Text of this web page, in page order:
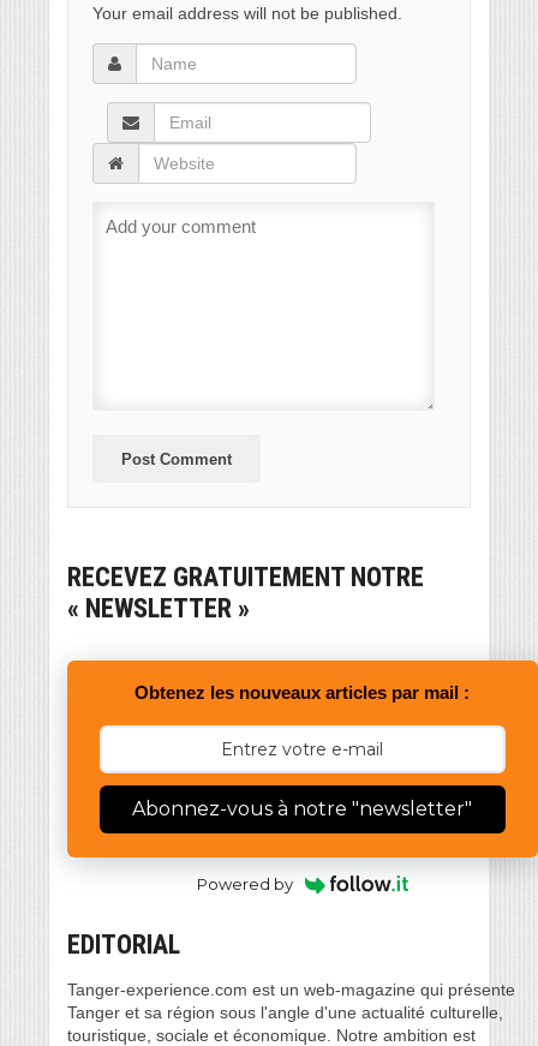
Your email address will not be published.
RECEVEZ GRATUITEMENT NOTRE
« NEWSLETTER »
Obtenez les nouveaux articles par mail :
Abonnez-vous à notre "newsletter"
Powered by
EDITORIAL
Tanger-experience.com est un web-magazine qui présente
Tanger et sa région sous l'angle d'une actualité culturelle,
touristique, sociale et économique. Notre ambition est